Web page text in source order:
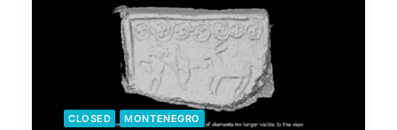
CLOSED MONTENEGRO